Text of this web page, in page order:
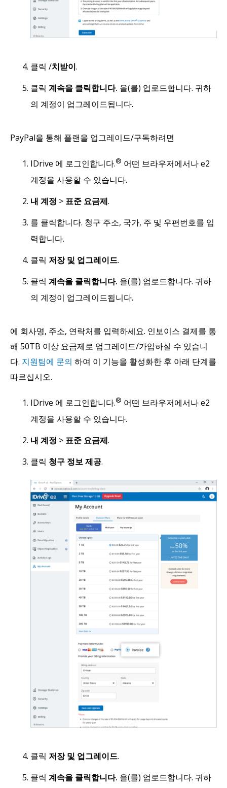
클릭 /치받이.
클릭 계속을 클릭합니다. 을(를) 업로드합니다. 귀하
의 계정이 업그레이드됩니다.
PayPal을 통해 플랜을 업그레이드/구독하려면
IDrive 에 로그인합니다.® 어떤 브라우저에서나 e2
계정을 사용할 수 있습니다.
내 계정 > 표준 요금제.
를 클릭합니다. 청구 주소, 국가, 주 및 우편번호를 입
력합니다.
클릭 저장 및 업그레이드.
클릭 계속을 클릭합니다. 을(를) 업로드합니다. 귀하
의 계정이 업그레이드됩니다.
에 회사명, 주소, 연락처를 입력하세요. 인보이스 결제를 통
해 50TB 이상 요금제로 업그레이드/가입하실 수 있습니
다. 지원팀에 문의 하여 이 기능을 활성화한 후 아래 단계를
따르십시오.
IDrive 에 로그인합니다.® 어떤 브라우저에서나 e2
계정을 사용할 수 있습니다.
내 계정 > 표준 요금제.
클릭 청구 정보 제공.
클릭 저장 및 업그레이드.
클릭 계속을 클릭합니다. 을(를) 업로드합니다. 귀하